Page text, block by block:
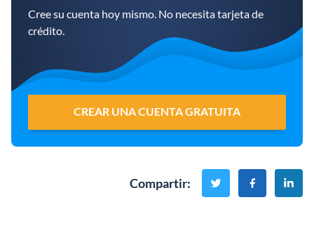
Cree su cuenta hoy mismo. No necesita tarjeta de
crédito.
CREAR UNA CUENTA GRATUITA
Compartir: